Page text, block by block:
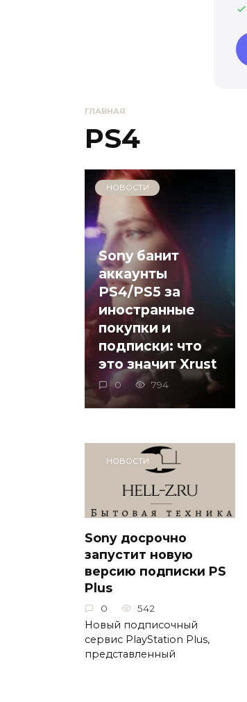
ГЛАВНАЯ
PS4
НОВОСТИ
Sony банит
аккаунты
PS4/PS5 за
иностранные
покупки и
подписки: что
это значит Xrust
0 794
НОВОСТИ
Sony досрочно
запустит новую
версию подписки PS
Plus
0 542
Новый подписочный
сервис PlayStation Plus,
представленный